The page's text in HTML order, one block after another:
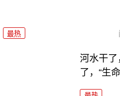
最热
河水干了
了，“生